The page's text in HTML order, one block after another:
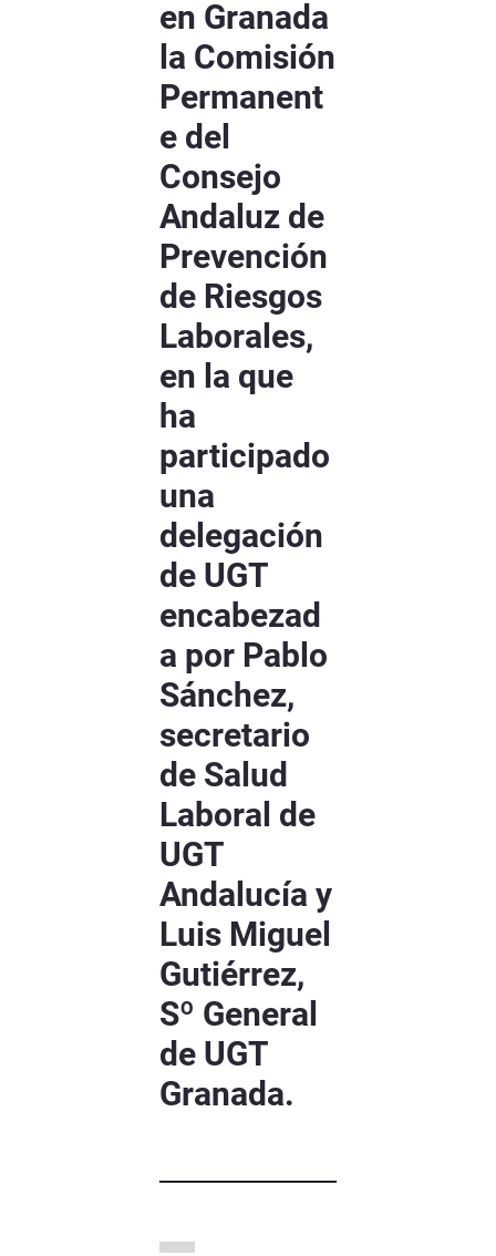
en Granada
la Comisión
Permanent
e del
Consejo
Andaluz de
Prevención
de Riesgos
Laborales,
en la que
ha
participado
una
delegación
de UGT
encabezad
a por Pablo
Sánchez,
secretario
de Salud
Laboral de
UGT
Andalucía y
Luis Miguel
Gutiérrez,
Sº General
de UGT
Granada.